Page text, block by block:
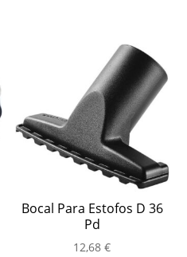
Bocal Para Estofos D 36
Pd
12,68€